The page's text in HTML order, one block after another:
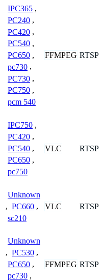
IPC365 ,
PC240 ,
PC420 ,
PC540 ,
PC650 ,
pc730 ,
PC730 ,
PC750 ,
pcm 540
FFMPEG RTSP
IPC750 ,
PC420 ,
PC540 ,
PC650 ,
pc750
VLC RTSP
Unknown
, PC660 ,
sc210
VLC RTSP
Unknown
, PC530 ,
PC650 ,
pc730 ,
FFMPEG RTSP